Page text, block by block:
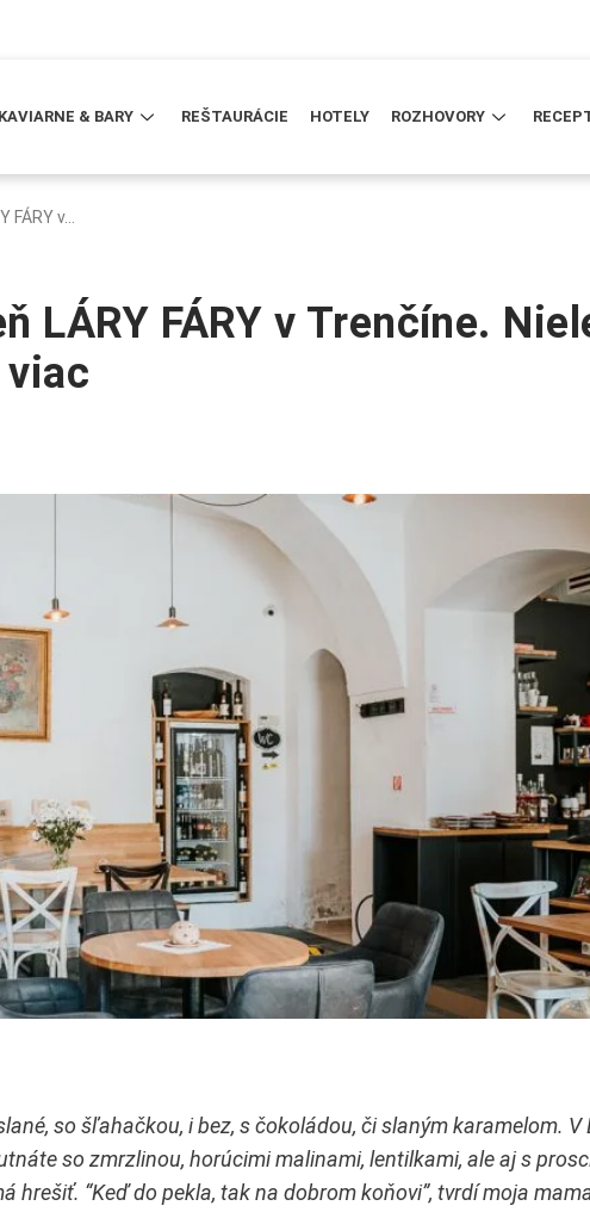
KAVIARNE & BARY REŠTAURÁCIE HOTELY ROZHOVORY
FÁRY v…
LÁRY FÁRY v Trenčíne.
viac
so šľahačkou, i bez, s čokoládou, či slaným karamelom. V
so zmrzlinou, horúcimi malinami, lentilkami, ale aj s
“Keď do pekla, tak na dobrom koňovi”, tvrdí moja